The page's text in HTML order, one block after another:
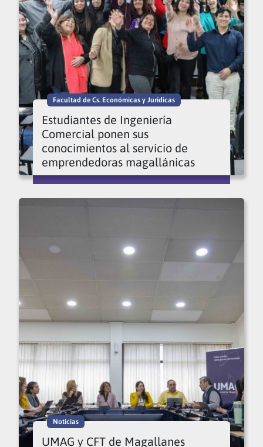
Facultad de Cs. Económicas y Jurídicas
Estudiantes de Ingeniería
Comercial ponen sus
conocimientos al servicio de
emprendedoras magallánicas
Noticias
UMAG y CFT de Magallanes